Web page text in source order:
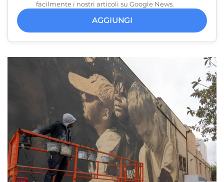
facilmente i nostri articoli su Google News.
AGGIUNGI